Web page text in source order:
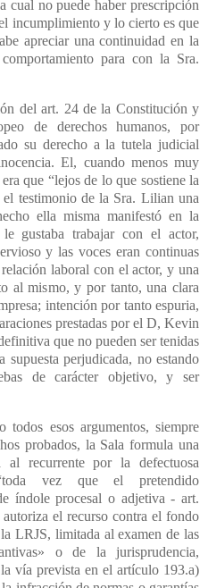
cual no puede haber prescripción
incumplimiento y lo cierto es que
apreciar una continuidad en la
para con la Sra.
del art. 24 de la Constitución y
de derechos humanos, por
su derecho a la tutela judicial
El, cuando menos muy
que “lejos de lo que sostiene la
testimonio de la Sra. Lilian una
ella misma manifestó en la
gustaba trabajar con el actor,
y las voces eran continuas
laboral con el actor, y una
al mismo, y por tanto, una clara
intención por tanto espuria,
prestadas por el D, Kevin
que no pueden ser tenidas
supuesta perjudicada, no estando
de carácter objetivo, y ser
todos esos argumentos, siempre
probados, la Sala formula una
recurrente por la defectuosa
vez que el pretendido
índole procesal o adjetiva - art.
el recurso contra el fondo
LRJS, limitada al examen de las
o de la jurisprudencia,
vía prevista en el artículo 193.a)